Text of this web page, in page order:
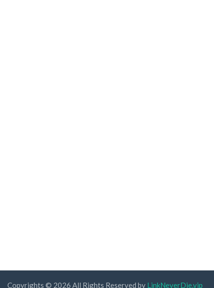
Copyrights © 2026 All Rights Reserved by LinkNeverDie.vip